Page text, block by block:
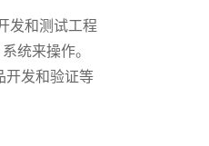
发和测试工程
统来操作。
开发和验证等